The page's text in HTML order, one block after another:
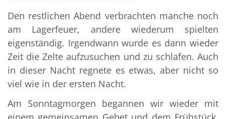
Den restlichen Abend verbrachten manche noch
am Lagerfeuer, andere wiederum spielten
eigenständig. Irgendwann wurde es dann wieder
Zeit die Zelte aufzusuchen und zu schlafen. Auch
in dieser Nacht regnete es etwas, aber nicht so
viel wie in der ersten Nacht.
Am Sonntagmorgen begannen wir wieder mit